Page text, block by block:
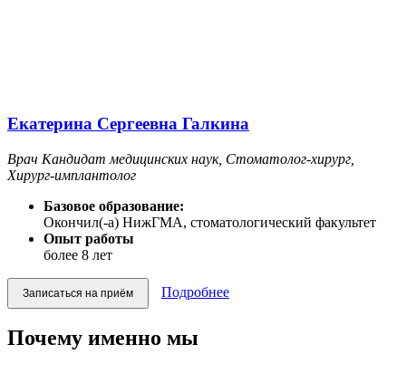
Екатерина Сергеевна Галкина
Врач Кандидат медицинских наук, Стоматолог-хирург,
Хирург-имплантолог
Базовое образование:
Окончил(-а) НижГМА, стоматологический факультет
Опыт работы
более 8 лет
Записаться на приём Подробнее
Почему именно мы